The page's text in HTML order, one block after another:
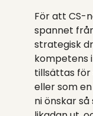
För att CS-
spannet
strategisk
kompetens
tillsättas
eller som
ni önskar